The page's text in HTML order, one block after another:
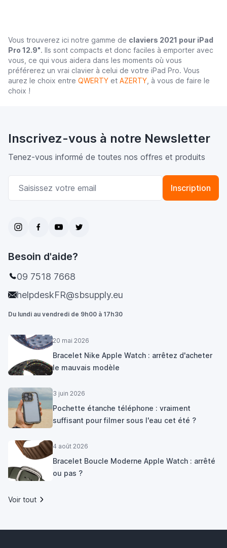
Vous trouverez ici notre gamme de claviers 2021 pour iPad
Pro 12.9". Ils sont compacts et donc faciles à emporter avec
vous, ce qui vous aidera dans les moments où vous
préférerez un vrai clavier à celui de votre iPad Pro. Vous
aurez le choix entre QWERTY et AZERTY , à vous de faire le
choix !
Inscrivez-vous à notre Newsletter
Tenez-vous informé de toutes nos offres et produits
Adresse email
Inscription
Besoin d'aide?
09 7518 7668
helpdeskFR@sbsupply.eu
Du lundi au vendredi de 9h00 à 17h30
20 mai 2026
Bracelet Nike Apple Watch : arrêtez d'acheter
le mauvais modèle
3 juin 2026
Pochette étanche téléphone : vraiment
suffisant pour filmer sous l'eau cet été ?
4 août 2026
Bracelet Boucle Moderne Apple Watch : arrêté
ou pas ?
Voir tout